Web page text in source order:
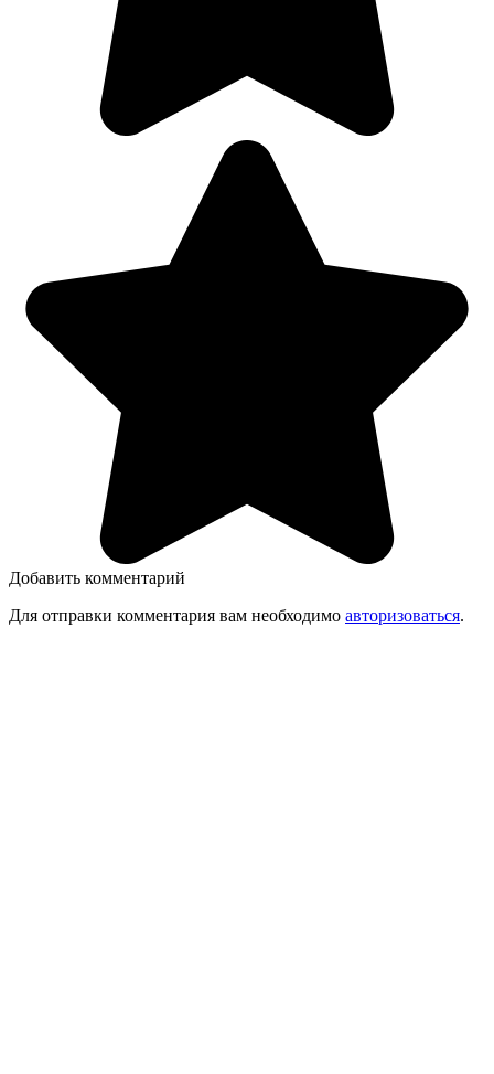
Добавить комментарий
Для отправки комментария вам необходимо авторизоваться.